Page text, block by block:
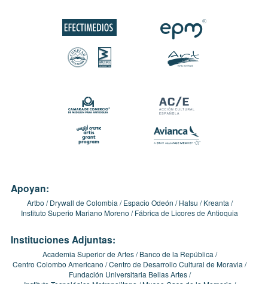
Apoyan:
Artbo Drywall de Colombia Espacio Odeón Hatsu
Kreanta
Instituto Superio Mariano Moreno
Fábrica de Licores de Antioquia
Instituciones Adjuntas:
Academia Superior de Artes
Banco de la República
Centro Colombo Americano Centro de Desarrollo Cultural de Moravia
Fundación Universitaria Bellas Artes